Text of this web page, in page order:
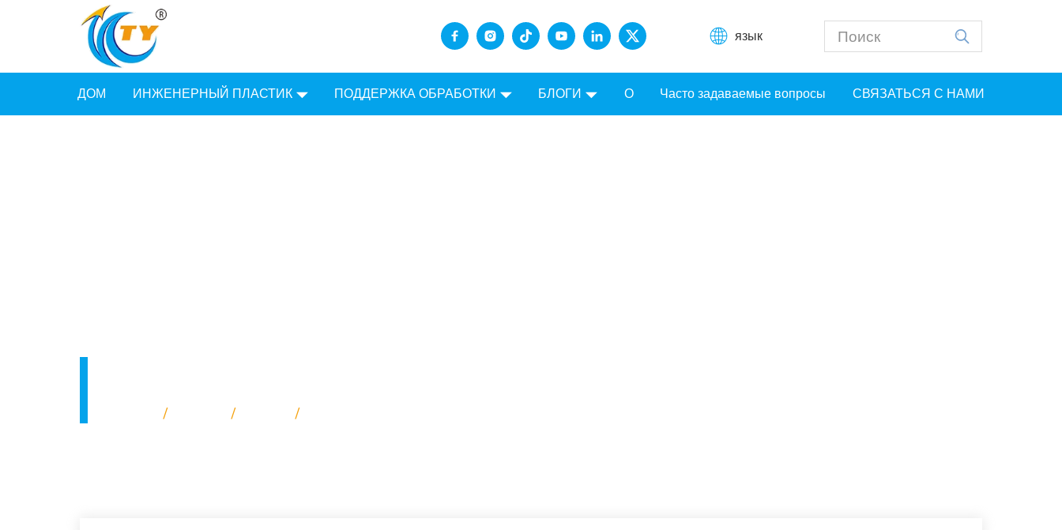
язык
ДОМ ИНЖЕНЕРНЫЙ ПЛАСТИК ПОДДЕРЖКА ОБРАБОТКИ БЛОГИ О Часто задаваемые вопросы СВЯЗАТЬСЯ С НАМИ
/ / /